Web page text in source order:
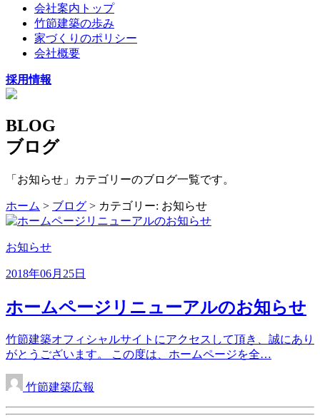
会社案内トップ
竹節建築の歩み
家づくりのポリシー
会社概要
採用情報
BLOG
ブログ
「お知らせ」カテゴリーのブログ一覧です。
ホーム > ブログ > カテゴリー: お知らせ
お知らせ
2018年06月25日
ホームページリニューアルのお知らせ
竹節建築オフィシャルサイトにアクセスして頂き、誠にあり
がとうございます。 この度は、ホームページを全…
竹節建築広報